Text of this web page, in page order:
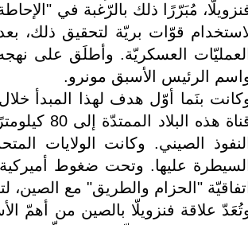
مُبَرّرًا ذلك بالرّغبة في
قوّات بريّة لتحقيق ذلك،
العمليّات العسكريّة. وأطلَق على
الرئيس الأسبق مونرو.
قناة هذه
اتفاقيّة "الحزام والطريق" مع الصين،
علاقة فنزويلّا بالصين من أهمّ